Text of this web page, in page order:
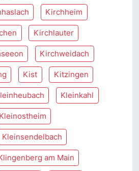
Kirchheim
Kirchlauter
Kirchweidach
Kist Kitzingen
Kleinkahl
Kleinostheim
Kleinsendelbach
am Main